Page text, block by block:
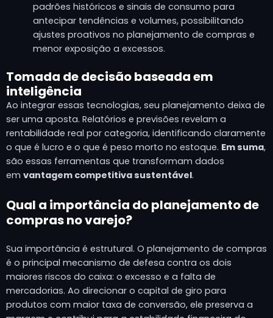
padrões históricos e sinais de consumo para
antecipar tendências e volumes, possibilitando
ajustes proativos no planejamento de compras e
menor exposição a excessos.
Tomada de decisão baseada em
inteligência
Ao integrar essas tecnologias, seu planejamento deixa de
ser uma aposta. Relatórios e previsões revelam a
rentabilidade real por categoria, identificando claramente
o que é lucro e o que é peso morto no estoque. Em suma,
são essas ferramentas que transformam dados
em vantagem competitiva sustentável.
Qual a importância do planejamento de
compras no varejo?
Sua importância é estrutural. O planejamento de compras
é o principal mecanismo de defesa contra os dois
maiores riscos do caixa: o excesso e a falta de
mercadorias. Ao direcionar o capital de giro para
produtos com maior taxa de conversão, ele preserva a